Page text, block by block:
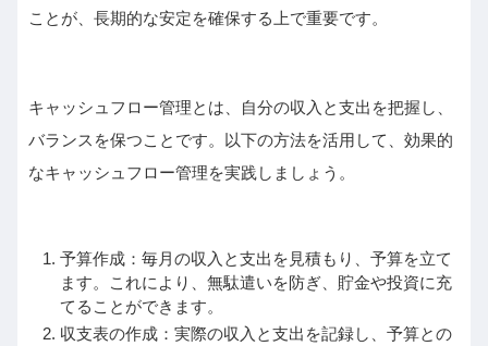
ことが、長期的な安定を確保する上で重要です。
キャッシュフロー管理とは、自分の収入と支出を把握し、
バランスを保つことです。以下の方法を活用して、効果的
なキャッシュフロー管理を実践しましょう。
予算作成：毎月の収入と支出を見積もり、予算を立て
ます。これにより、無駄遣いを防ぎ、貯金や投資に充
てることができます。
収支表の作成：実際の収入と支出を記録し、予算との